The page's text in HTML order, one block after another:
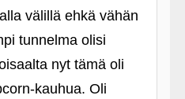
välillä ehkä vähän
tunnelma olisi
nyt tämä oli
kauhua. Oli